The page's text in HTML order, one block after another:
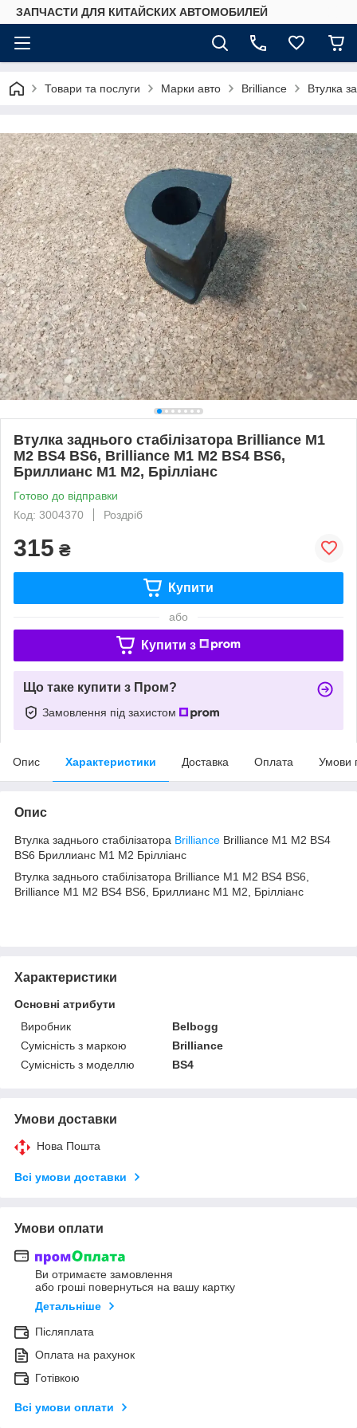
ЗАПЧАСТИ ДЛЯ КИТАЙСКИХ АВТОМОБИЛЕЙ
Товари та послуги Марки авто Brilliance Втулка
Втулка заднього стабілізатора Brilliance M1
M2 BS4 BS6, Brilliance M1 M2 BS4 BS6,
Бриллианс М1 М2, Брілліанс
Готово до відправки
Код: 3004370
Роздріб
315 ₴
Купити
або
Купити з
Що таке купити з Пром?
Замовлення під захистом
Опис Характеристики Доставка Оплата Умови
Опис
Втулка заднього стабілізатора Brilliance Brilliance M1 M2 BS4
BS6 Бриллианс М1 М2 Брілліанс
Втулка заднього стабілізатора Brilliance M1 M2 BS4 BS6,
Brilliance M1 M2 BS4 BS6, Бриллианс М1 М2, Брілліанс
Характеристики
Основні атрибути
Виробник
Belbogg
Сумісність з маркою
Brilliance
Сумісність з моделлю
BS4
Умови доставки
Нова Пошта
Всі умови доставки
Умови оплати
Ви отримаєте замовлення
або гроші повернуться на вашу картку
Детальніше
Післяплата
Оплата на рахунок
Готівкою
Всі умови оплати